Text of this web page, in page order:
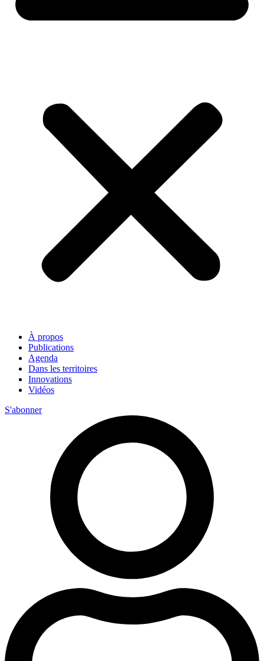
À propos
Publications
Agenda
Dans les territoires
Innovations
Vidéos
S'abonner